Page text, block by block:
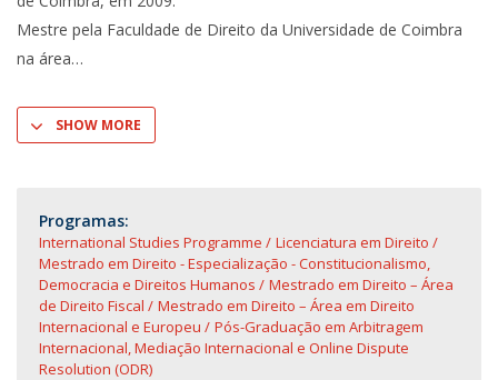
Mestre pela Faculdade de Direito da Universidade de Coimbra
na área
SHOW MORE
Programas:
International Studies Programme
Licenciatura em Direito
Mestrado em Direito - Especialização - Constitucionalismo,
Democracia e Direitos Humanos
Mestrado em Direito – Área
de Direito Fiscal
Mestrado em Direito – Área em Direito
Internacional e Europeu
Pós-Graduação em Arbitragem
Internacional, Mediação Internacional e Online Dispute
Resolution (ODR)